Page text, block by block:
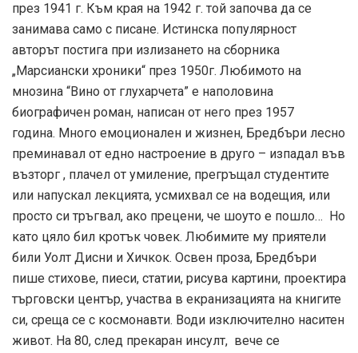
през 1941 г. Към края на 1942 г. той започва да се
занимава само с писане. Истинска популярност
авторът постига при излизането на сборника
„Марсиански хроники“ през 1950г. Любимото на
мнозина “Вино от глухарчета” е наполовина
биографичен роман, написан от него през 1957
година. Много емоционален и жизнен, Бредбъри лесно
преминавал от едно настроение в друго – изпадал във
възторг , плачел от умиление, прегръщал студентите
или напускал лекцията, усмихвал се на водещия, или
просто си тръгвал, ако прецени, че шоуто е пошло… Но
като цяло бил кротък човек. Любимите му приятели
били Уолт Дисни и Хичкок. Освен проза, Бредбъри
пише стихове, пиеси, статии, рисува картини, проектира
търговски център, участва в екранизацията на книгите
си, среща се с космонавти. Води изключително наситен
живот. На 80, след прекаран инсулт, вече се